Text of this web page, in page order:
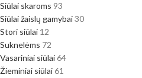
Siūlai skaroms 93
Siūlai žaislų gamybai30
Stori siūlai 12
Suknelėms 72
Vasariniai siūlai64
Žieminiai siūlai61